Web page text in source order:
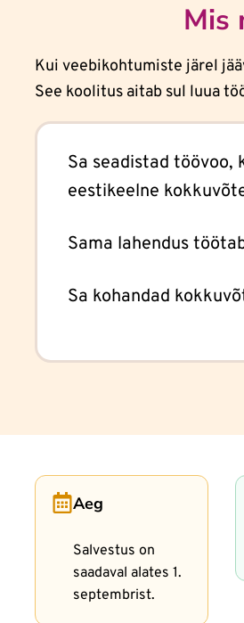
Mis
Kui veebikohtumiste järel
See koolitus aitab sul luua
Sa seadistad töövoo,
eestikeelne
Sama lahendus
Sa kohandad
Aeg
Salvestus on
saadaval alates 1.
septembrist.